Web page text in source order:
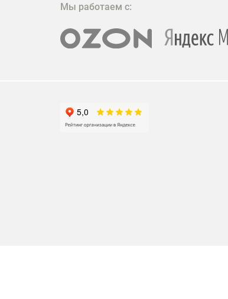
эффективных и бюджетных способов стать
проектора.
Мы работаем с: